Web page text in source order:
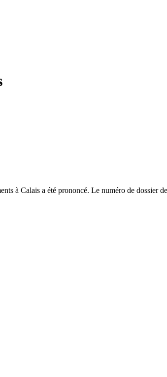
à Calais a été prononcé. Le numéro de dossier